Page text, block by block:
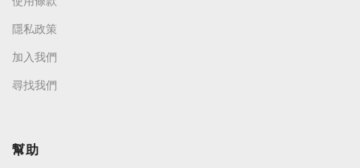
隱私政策
加入我們
尋找我們
幫助